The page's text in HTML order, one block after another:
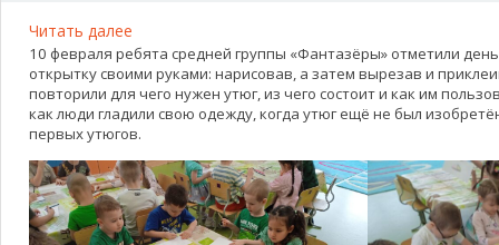
Читать далее
День
рождение
утюга
10 февраля ребята средней группы «Фантазëры» отметили
открытку своими руками: нарисовав, а затем вырезав и
повторили для чего нужен утюг, из чего состоит и как им
как люди гладили свою одежду, когда утюг ещё не был
первых утюгов.